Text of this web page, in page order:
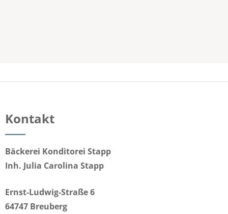
Kontakt
Bäckerei Konditorei Stapp
Inh. Julia Carolina Stapp
Ernst-Ludwig-Straße 6
64747 Breuberg